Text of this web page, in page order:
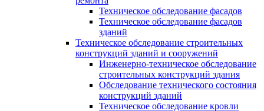
Техническое обследование фасадов
Техническое обследование фасадов
зданий
Техническое обследование строительных
конструкций зданий и сооружений
Инженерно-техническое обследование
строительных конструкций здания
Обследование технического состояния
конструкций зданий
Техническое обследование кровли